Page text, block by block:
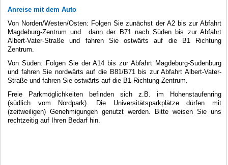
Anreise mit dem Auto
Von Norden/Westen/Osten: Folgen Sie zunächst der A2 bis zur Abfahrt
Magdeburg-Zentrum und dann der B71 nach Süden bis zur Abfahrt
Albert-Vater-Straße und fahren Sie ostwärts auf die B1 Richtung
Zentrum.
Von Süden: Folgen Sie der A14 bis zur Abfahrt Magdeburg-Sudenburg
und fahren Sie nordwärts auf die B81/B71 bis zur Abfahrt Albert-Vater-
Straße und fahren Sie ostwärts auf die B1 Richtung Zentrum.
Freie Parkmöglichkeiten befinden sich z.B. im Hohenstaufenring
(südlich vom Nordpark). Die Universitätsparkplätze dürfen mit
(zeitweiligen) Genehmigungen genutzt werden. Bitte weisen Sie uns
rechtzeitig auf Ihren Bedarf hin.